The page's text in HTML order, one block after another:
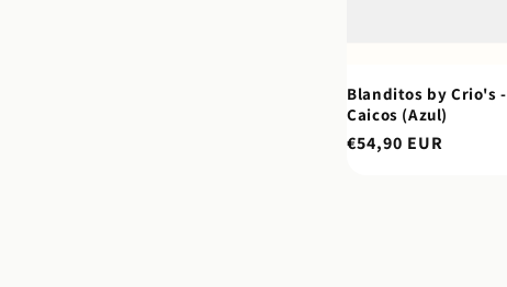
Blanditos by Crio's -
Caicos (Azul)
Preço
€54,90 EUR